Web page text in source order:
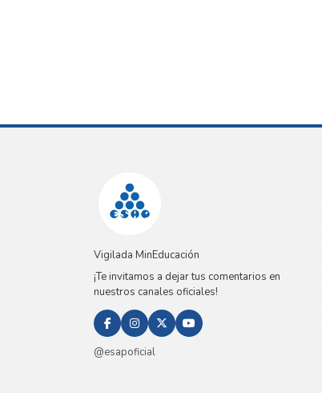
Vigilada MinEducación
¡Te invitamos a dejar tus comentarios en
nuestros canales oficiales!
@esapoficial